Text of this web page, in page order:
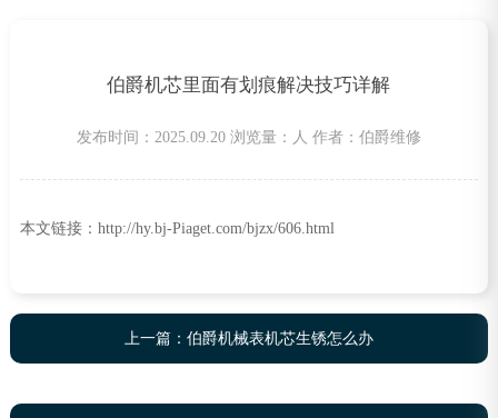
伯爵机芯里面有划痕解决技巧详解
发布时间：2025.09.20 浏览量： 人 作者：伯爵维修
本文链接：http://hy.bj-Piaget.com/bjzx/606.html
上一篇： 伯爵机械表机芯生锈怎么办